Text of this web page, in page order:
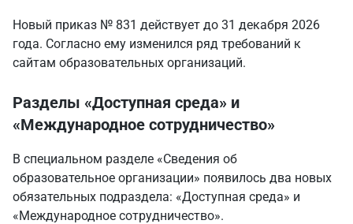
Новый приказ № 831 действует до 31 декабря 2026
года. Согласно ему изменился ряд требований к
сайтам образовательных организаций.
Разделы «Доступная среда» и
«Международное сотрудничество»
В специальном разделе «Сведения об
образовательное организации» появилось два новых
обязательных подраздела: «Доступная среда» и
«Международное сотрудничество».